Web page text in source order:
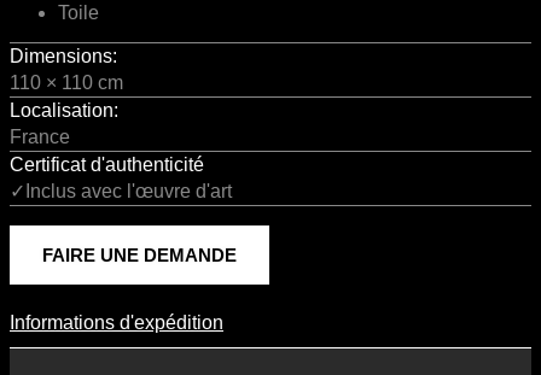
Toile
Dimensions:
110 × 110 cm
Localisation:
France
Certificat d'authenticité
✓Inclus avec l'œuvre d'art
FAIRE UNE DEMANDE
Informations D'expédition
Informations d'expédition